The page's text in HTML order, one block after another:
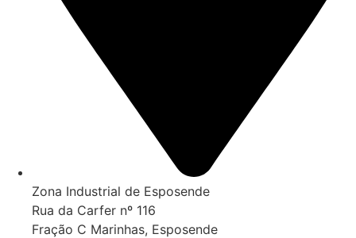
Zona Industrial de Esposende
Rua da Carfer nº 116
Fração C Marinhas, Esposende